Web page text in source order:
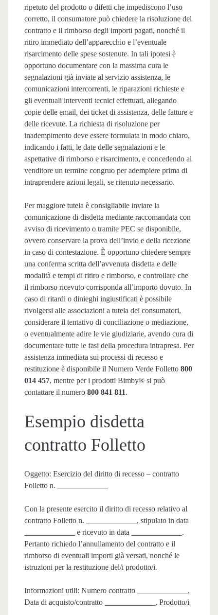
ripetuto del prodotto o difetti che impediscono l’uso
corretto, il consumatore può chiedere la risoluzione del
contratto e il rimborso degli importi pagati, nonché il
ritiro immediato dell’apparecchio e l’eventuale
risarcimento delle spese sostenute. In tali ipotesi è
opportuno documentare con la massima cura le
segnalazioni già inviate al servizio assistenza, le
comunicazioni intercorrenti, le riparazioni richieste e
gli eventuali interventi tecnici effettuati, allegando
copie delle email, dei ticket di assistenza, delle fatture e
delle ricevute. La richiesta di risoluzione per
inadempimento deve essere formulata in modo chiaro,
indicando i fatti, le date delle segnalazioni e le
aspettative di rimborso e risarcimento, e concedendo al
venditore un termine congruo per adempiere prima di
intraprendere azioni legali, se ritenuto necessario.
Per maggiore tutela è consigliabile inviare la
comunicazione di disdetta mediante raccomandata con
avviso di ricevimento o tramite PEC se disponibile,
ovvero conservare la prova dell’invio e della ricezione
in caso di contestazione. È opportuno chiedere sempre
una conferma scritta dell’avvenuta disdetta e delle
modalità e tempi di ritiro e rimborso, e controllare che
il rimborso ricevuto corrisponda all’importo dovuto. In
caso di ritardi o dinieghi ingiustificati è possibile
rivolgersi alle associazioni a tutela dei consumatori,
considerare il tentativo di conciliazione o mediazione,
o eventualmente adire le vie giudiziarie, avendo cura di
documentare tutte le fasi della procedura intrapresa. Per
assistenza immediata sui processi di recesso e
restituzione è disponibile il Numero Verde Folletto 800
014 457, mentre per i prodotti Bimby® si può
contattare il numero 800 841 811.
Esempio disdetta
contratto Folletto​
Oggetto: Esercizio del diritto di recesso – contratto
Folletto n. _____________
Con la presente esercito il diritto di recesso relativo al
contratto Folletto n. _____________, stipulato in data
_____________ e ricevuto in data _____________.
Pertanto richiedo l’annullamento del contratto e il
rimborso di eventuali importi già versati, nonché le
istruzioni per la restituzione del/i prodotto/i.
Informazioni utili: Numero contratto _____________,
Data di acquisto/contratto _____________, Prodotto/i